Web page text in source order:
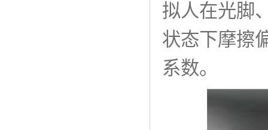
拟人在光脚
状态下摩擦
系数。